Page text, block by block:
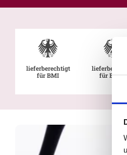
lieferberechtigt
für BMI
für BMVg